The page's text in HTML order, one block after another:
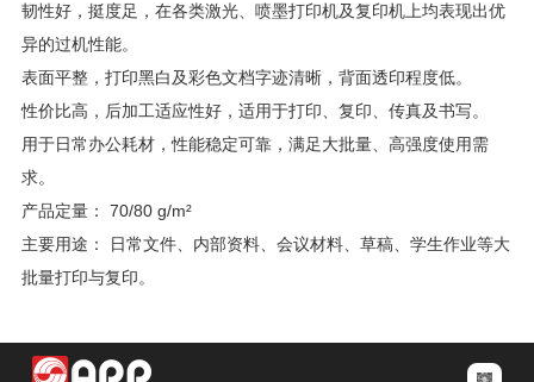
韧性好，挺度足，在各类激光、喷墨打印机及复印机上均表现出优
异的过机性能。
表面平整，打印黑白及彩色文档字迹清晰，背面透印程度低。
性价比高，后加工适应性好，适用于打印、复印、传真及书写。
用于日常办公耗材，性能稳定可靠，满足大批量、高强度使用需
求。
产品定量： 70/80 g/m²
主要用途： 日常文件、内部资料、会议材料、草稿、学生作业等大
批量打印与复印。